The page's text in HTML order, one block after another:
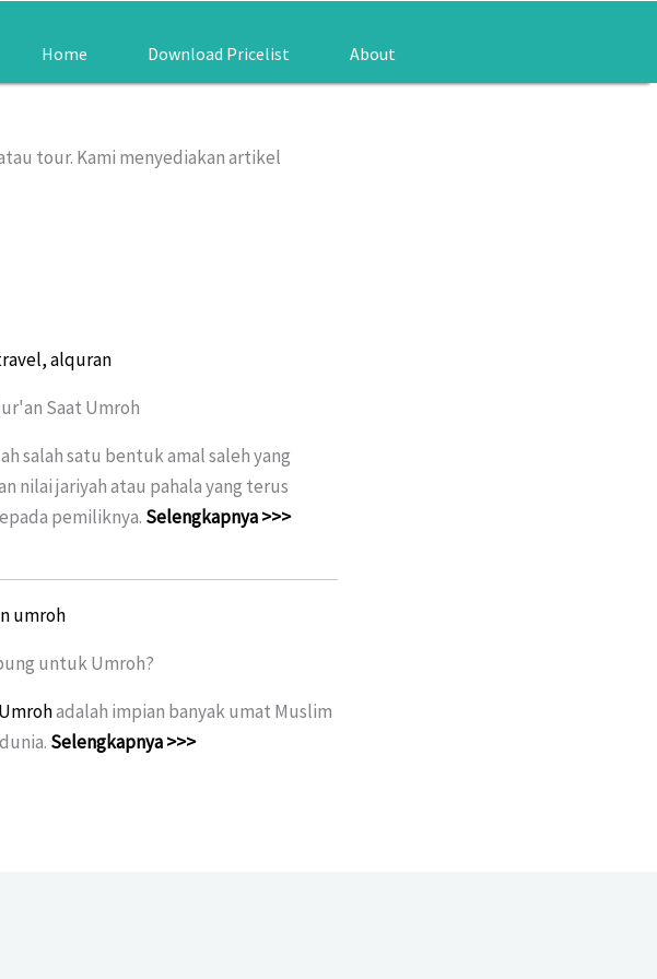
Home Download Pricelist About
tour. Kami menyediakan artikel
Saat Umroh
salah satu bentuk amal saleh yang
nilai jariyah atau pahala yang terus
pemiliknya. Selengkapnya >>>
untuk Umroh?
adalah impian banyak umat Muslim
Selengkapnya >>>